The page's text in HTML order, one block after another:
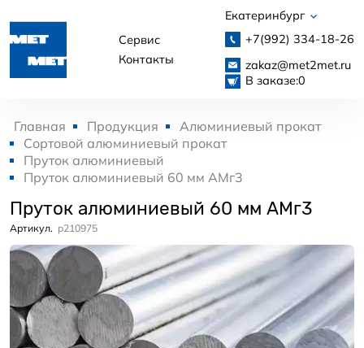
Сервис
Контакты
Екатеринбург
+7(992) 334-18-26
zakaz@met2met.ru
В заказе:0
Главная Продукция
Алюминиевый прокат
Сортовой алюминиевый прокат
Пруток алюминиевый
Пруток алюминиевый 60 мм АМг3
Пруток алюминиевый 60 мм АМг3
Артикул. p210975